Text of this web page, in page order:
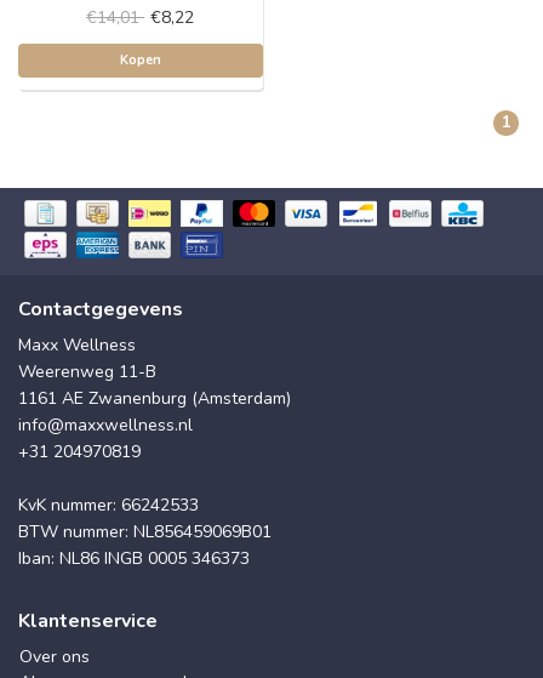
€14,01 €8,22
Kopen
1
Contactgegevens
Maxx Wellness
Weerenweg 11-B
1161 AE Zwanenburg (Amsterdam)
info@maxxwellness.nl
+31 204970819
KvK nummer: 66242533
BTW nummer: NL856459069B01
Iban: NL86 INGB 0005 346373
Klantenservice
Over ons